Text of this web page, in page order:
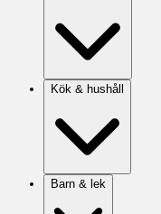
Kök & hushåll
Barn & lek